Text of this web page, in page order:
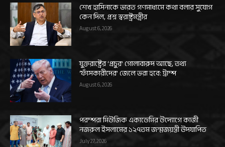
শেখ হাসিনাকে ভারত গণমাধ্যমে কথা বলার সুযোগ
কেন দিল, প্রশ্ন স্বরাষ্ট্রমন্ত্রীর
August 6, 2026
যুক্তরাষ্ট্রের ‘প্রচুর’ গোলাবারুদ আছে, তথ্য
‘ফাঁসকারীদের’ জেলে ভরা হবে: ট্রাম্প
August 6, 2026
পরম্পরা মিউজিক একাডেমির উদ্যোগে কাজী
নজরুল ইসলামের ১২৭তম জন্মজয়ন্তী উদযাপিত
July 27, 2026